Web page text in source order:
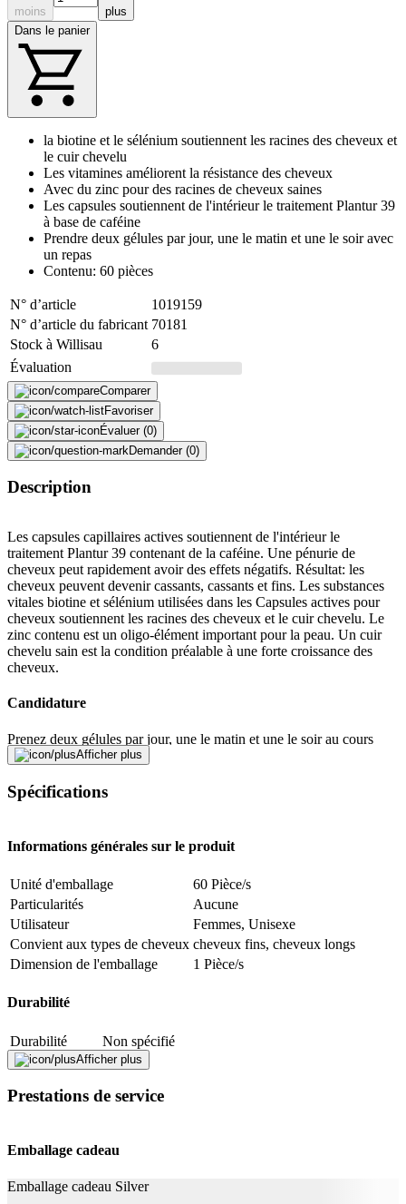
moins
plus
Dans le panier
la biotine et le sélénium soutiennent les racines des cheveux et
le cuir chevelu
Les vitamines améliorent la résistance des cheveux
Avec du zinc pour des racines de cheveux saines
Les capsules soutiennent de l'intérieur le traitement Plantur 39
à base de caféine
Prendre deux gélules par jour, une le matin et une le soir avec
un repas
Contenu: 60 pièces
N° d’article
1019159
N° d’article du fabricant 70181
Stock à Willisau
6
Évaluation
Comparer
Favoriser
Évaluer (0)
Demander (0)
Description
Les capsules capillaires actives soutiennent de l'intérieur le
traitement Plantur 39 contenant de la caféine. Une pénurie de
cheveux peut rapidement avoir des effets négatifs. Résultat: les
cheveux peuvent devenir cassants, cassants et fins. Les substances
vitales biotine et sélénium utilisées dans les Capsules actives pour
cheveux soutiennent les racines des cheveux et le cuir chevelu. Le
zinc contenu est un oligo-élément important pour la peau. Un cuir
chevelu sain est la condition préalable à une forte croissance des
cheveux.
Candidature
Prenez deux gélules par jour, une le matin et une le soir au cours
d'un repas. Ne pas dépasser l'apport quotidien recommandé. Les
équilibrée et variée et un mode de vie sain. Tenir hors de portée des
enfants. Protéger de la chaleur. Sans lactose ni gluten. Le traitement
mois pour permettre à la racine des cheveux de se régénérer.
Signaler une erreur
Description
Fermer le formulaire
Signaler des données erronées
Afficher plus
Spécifications
Informations générales sur le produit
Unité d'emballage
60 Pièce/s
Particularités
Aucune
Utilisateur
Femmes, Unisexe
Convient aux types de cheveux cheveux fins, cheveux longs
Dimension de l'emballage
1 Pièce/s
Durabilité
Durabilité
Non spécifié
La vie naturelle Pas de particularités
Application
Pour rincer
Informations complémentaires
Afficher plus
Prestations de service
Emballage cadeau
Emballage cadeau Silver